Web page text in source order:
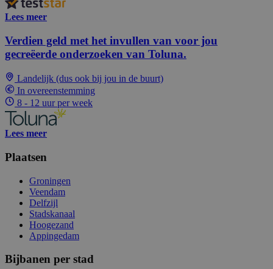
Lees meer
Verdien geld met het invullen van voor jou
gecreëerde onderzoeken van Toluna.
Landelijk (dus ook bij jou in de buurt)
In overeenstemming
8 - 12 uur per week
Lees meer
Plaatsen
Groningen
Veendam
Delfzijl
Stadskanaal
Hoogezand
Appingedam
Bijbanen per stad